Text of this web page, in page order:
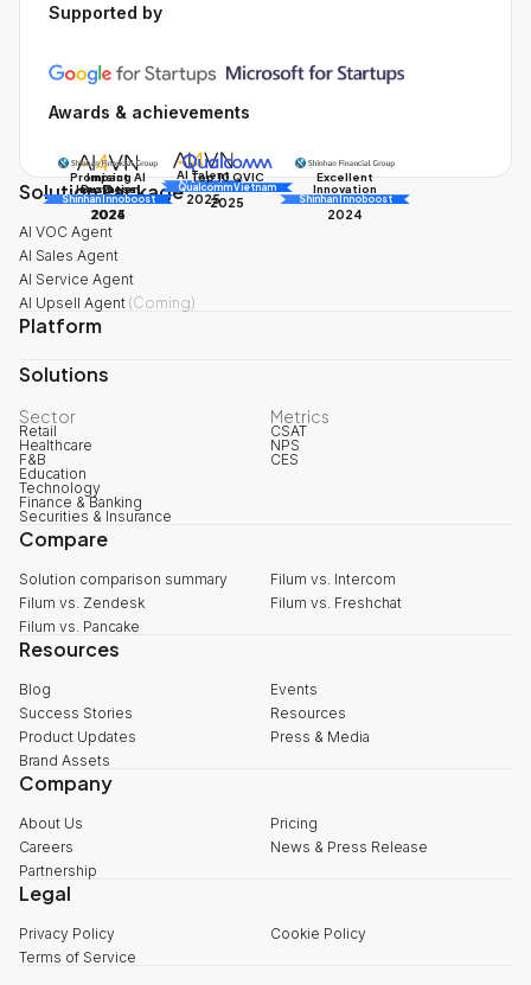
Supported by
Awards & achievements
Promising AI
Business
AI Awards
2025
AI Talent
AI Awards
2025
Excellent
Innovation
Shinhan Innoboost
2024
Impact
Innovation
Shinhan Innoboost
2024
Top 10 QVIC
Qualcomm Vietnam
2025
Solution Package
AI VOC Agent
AI Sales Agent
AI Service Agent
AI Upsell Agent (Coming)
Platform
Solutions
Sector
Retail
Healthcare
F&B
Education
Technology
Finance & Banking
Securities & Insurance
Metrics
CSAT
NPS
CES
Compare
Solution comparison summary
Filum vs. Intercom
Filum vs. Zendesk
Filum vs. Freshchat
Filum vs. Pancake
Resources
Blog
Events
Success Stories
Resources
Product Updates
Press & Media
Brand Assets
Company
About Us
Pricing
Careers
News & Press Release
Partnership
Legal
Privacy Policy
Cookie Policy
Terms of Service